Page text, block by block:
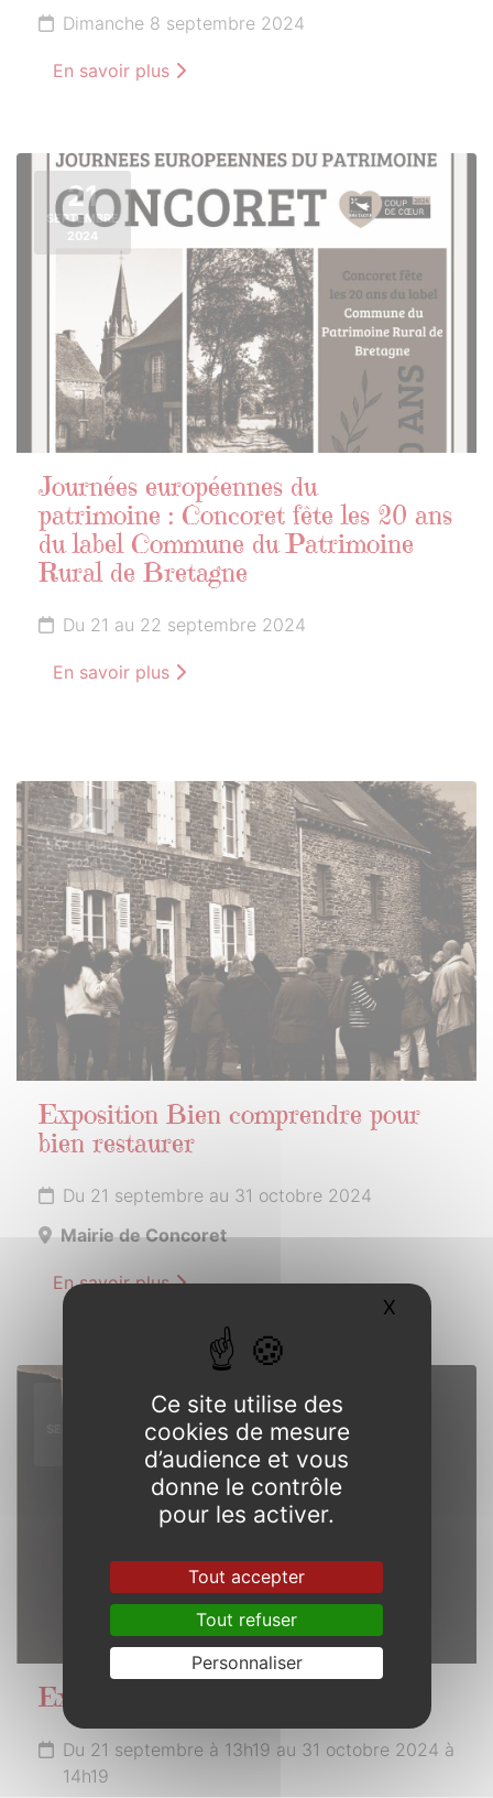
Dimanche 8 septembre 2024
En savoir plus
21
SEPTEMBRE
2024
Journées européennes du
patrimoine : Concoret fête les 20 ans
du label Commune du Patrimoine
Rural de Bretagne
Du 21 au 22 septembre 2024
En savoir plus
21
SEPTEMBRE
2024
Exposition Bien comprendre pour
bien restaurer
Du 21 septembre au 31 octobre 2024
Mairie de Concoret
En savoir plus
Exploration
Du 21 septembre à 13h19 au 31 octobre 2024 à
14h19
Ce site utilise des
cookies de mesure
d’audience et vous
donne le contrôle
pour les activer.
Tout accepter
Tout refuser
Personnaliser
X Masquer